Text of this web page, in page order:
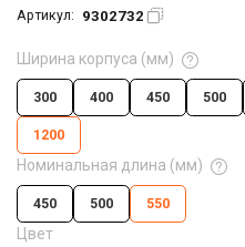
Артикул: 9302732
Ширина корпуса (мм)
300 400 450 500
1200
Номинальная длина (мм)
450 500 550
Цвет